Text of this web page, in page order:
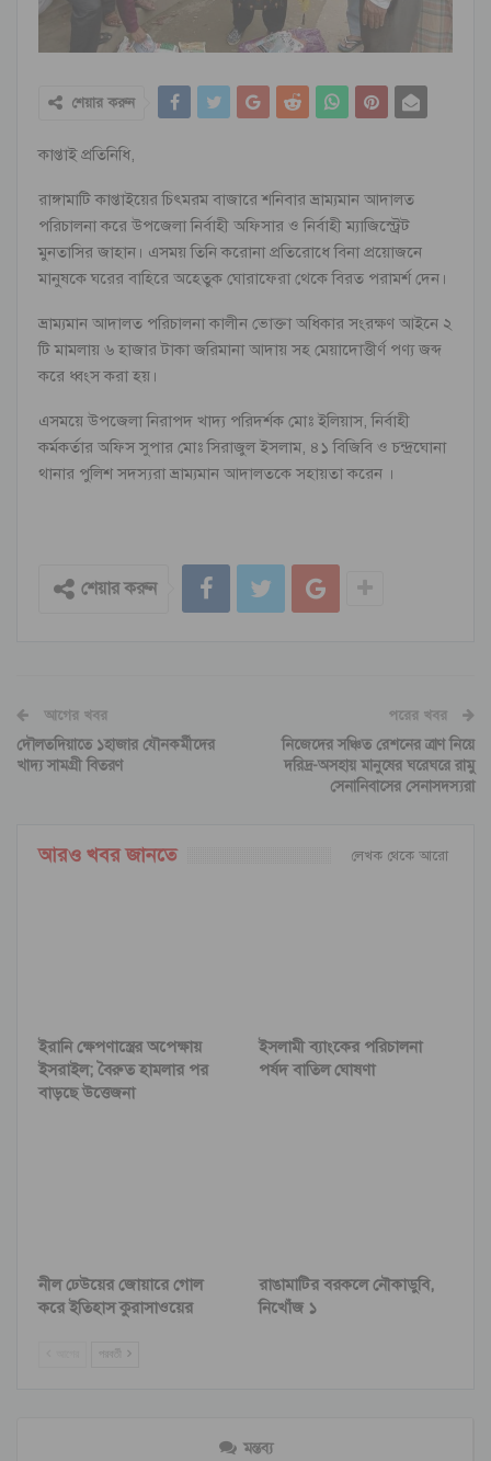
শেয়ার করুন
কাপ্তাই প্রতিনিধি,
রাঙ্গামাটি কাপ্তাইয়ের চিৎমরম বাজারে শনিবার ভ্রাম্যমান আদালত
পরিচালনা করে উপজেলা নির্বাহী অফিসার ও নির্বাহী ম্যাজিস্ট্রেট
মুনতাসির জাহান। এসময় তিনি করোনা প্রতিরোধে বিনা প্রয়োজনে
মানুষকে ঘরের বাহিরে অহেতুক ঘোরাফেরা থেকে বিরত পরামর্শ দেন।
ভ্রাম্যমান আদালত পরিচালনা কালীন ভোক্তা অধিকার সংরক্ষণ আইনে ২
টি মামলায় ৬ হাজার টাকা জরিমানা আদায় সহ মেয়াদোত্তীর্ণ পণ্য জব্দ
করে ধ্বংস করা হয়।
এসময়ে উপজেলা নিরাপদ খাদ্য পরিদর্শক মোঃ ইলিয়াস, নির্বাহী
কর্মকর্তার অফিস সুপার মোঃ সিরাজুল ইসলাম, ৪১ বিজিবি ও চন্দ্রঘোনা
থানার পুলিশ সদস্যরা ভ্রাম্যমান আদালতকে সহায়তা করেন ।
শেয়ার করুন
আগের খবর
দৌলতদিয়াতে ১হাজার যৌনকর্মীদের
খাদ্য সামগ্রী বিতরণ
পরের খবর
নিজেদের সঞ্চিত রেশনের ত্রাণ নিয়ে
দরিদ্র-অসহায় মানুষের ঘরেঘরে রামু
সেনানিবাসের সেনাসদস্যরা
আরও খবর জানতে লেখক থেকে আরো
ইরানি ক্ষেপণাস্ত্রের অপেক্ষায়
ইসরাইল; বৈরুত হামলার পর
বাড়ছে উত্তেজনা
ইসলামী ব্যাংকের পরিচালনা
পর্ষদ বাতিল ঘোষণা
নীল ঢেউয়ের জোয়ারে গোল
করে ইতিহাস কুরাসাওয়ের
রাঙামাটির বরকলে নৌকাডুবি,
নিখোঁজ ১
পরবর্তী
মন্তব্য